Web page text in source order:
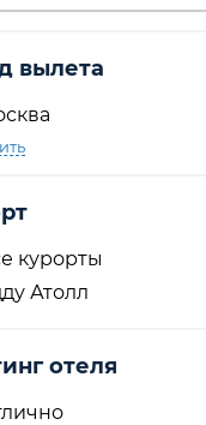
вылета
курорты
Атолл
отеля